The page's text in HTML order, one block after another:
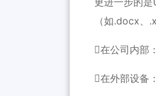
（如.docx、
在公司内部
在外部设备